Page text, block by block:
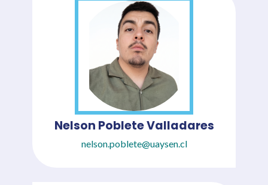
Nelson Poblete Valladares
nelson.poblete@uaysen.cl